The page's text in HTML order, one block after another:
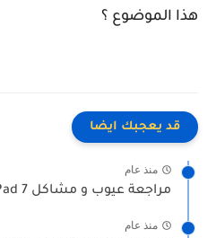
هذا الموضوع ؟
قد يعجبك ايضا
منذ عام
مراجعة عيوب و مشاكل Xiaomi Pad 7 مع الأسعار في...
منذ عام